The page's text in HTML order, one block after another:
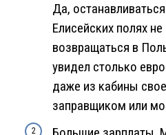
Да,
Елисейских полях
возвращаться в
увидел столько
даже из кабины
заправщиком или